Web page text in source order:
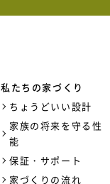
私たちの家づくり
ちょうどいい設計
家族の将来を守る性
能
保証・サポート
家づくりの流れ